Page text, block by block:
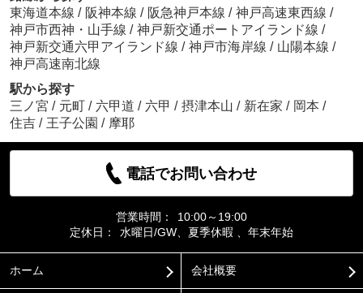
東海道本線 / 阪神本線 / 阪急神戸本線 / 神戸高速東西線 /
神戸市西神・山手線 / 神戸新交通ポートアイランド線 /
神戸新交通六甲アイランド線 / 神戸市海岸線 / 山陽本線 /
神戸高速南北線
駅から探す
三ノ宮 / 元町 / 六甲道 / 六甲 / 摂津本山 / 新在家 / 岡本 /
住吉 / 王子公園 / 摩耶
電話でお問い合わせ
営業時間：
10:00～19:00
定休日：
水曜日/GW、夏季休暇 、年末年始
ホーム 会社概要